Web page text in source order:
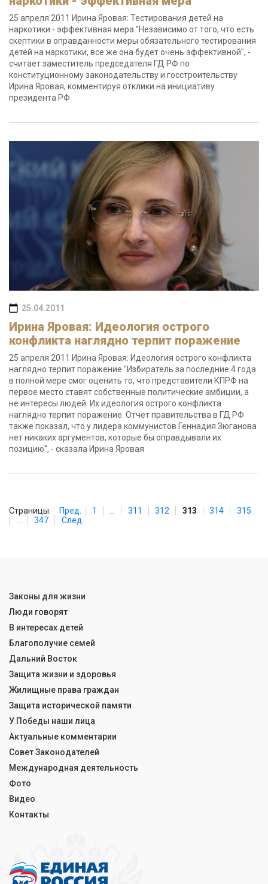
25 апреля 2011 Ирина Яровая: Тестирования детей на
наркотики - эффективная мера "Независимо от того, что есть
скептики в оправданности меры обязательного тестирования
детей на наркотики, все же она будет очень эффективной", -
считает заместитель председателя ГД РФ по
конституционному законодательству и госстроительству
Ирина Яровая, комментируя отклики на инициативу
президента РФ
25.04.2011
Ирина Яровая: Идеология острого
конфликта наглядно терпит поражение
25 апреля 2011 Ирина Яровая: Идеология острого конфликта
наглядно терпит поражение "Избиратель за последние 4 года
в полной мере смог оценить то, что представители КПРФ на
первое место ставят собственные политические амбиции, а
не интересы людей. Их идеология острого конфликта
наглядно терпит поражение. Отчет правительства в ГД РФ
также показал, что у лидера коммунистов Геннадия Зюганова
нет никаких аргументов, которые бы оправдывали их
позицию", - сказала Ирина Яровая
Страницы: Пред. 1 311 312 313 314
315
347 След.
Законы для жизни
Люди говорят
В интересах детей
Благополучие семей
Дальний Восток
Защита жизни и здоровья
Жилищные права граждан
Защита исторической памяти
У Победы наши лица
Актуальные комментарии
Совет Законодателей
Международная деятельность
Фото
Видео
Контакты